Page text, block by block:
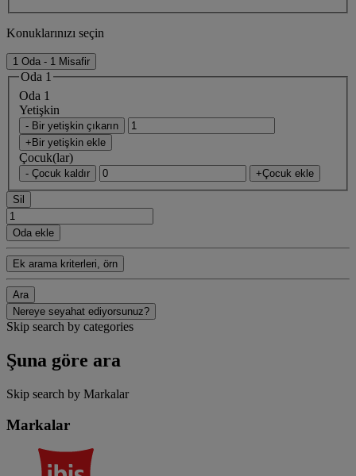
Konuklarınızı seçin
1 Oda - 1 Misafir
Oda 1
Oda 1
Yetişkin
- Bir yetişkin çıkarın
+Bir yetişkin ekle
Çocuk(lar)
- Çocuk kaldır +Çocuk ekle
Sil
Oda ekle
Ek arama kriterleri, örn
Ara
Nereye seyahat ediyorsunuz?
Skip search by categories
Şuna göre ara
Skip search by Markalar
Markalar